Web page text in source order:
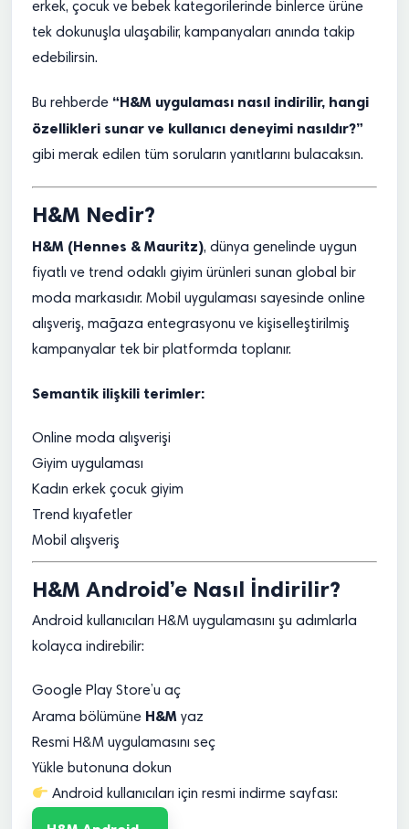
erkek, çocuk ve bebek kategorilerinde binlerce ürüne
tek dokunuşla ulaşabilir, kampanyaları anında takip
edebilirsin.
Bu rehberde “H&M uygulaması nasıl indirilir, hangi
özellikleri sunar ve kullanıcı deneyimi nasıldır?”
gibi merak edilen tüm soruların yanıtlarını bulacaksın.
H&M Nedir?
H&M (Hennes & Mauritz), dünya genelinde uygun
fiyatlı ve trend odaklı giyim ürünleri sunan global bir
moda markasıdır. Mobil uygulaması sayesinde online
alışveriş, mağaza entegrasyonu ve kişiselleştirilmiş
kampanyalar tek bir platformda toplanır.
Semantik ilişkili terimler:
Online moda alışverişi
Giyim uygulaması
Kadın erkek çocuk giyim
Trend kıyafetler
Mobil alışveriş
H&M Android’e Nasıl İndirilir?
Android kullanıcıları H&M uygulamasını şu adımlarla
kolayca indirebilir:
Google Play Store’u aç
Arama bölümüne H&M yaz
Resmi H&M uygulamasını seç
Yükle butonuna dokun
Android kullanıcıları için resmi indirme sayfası: